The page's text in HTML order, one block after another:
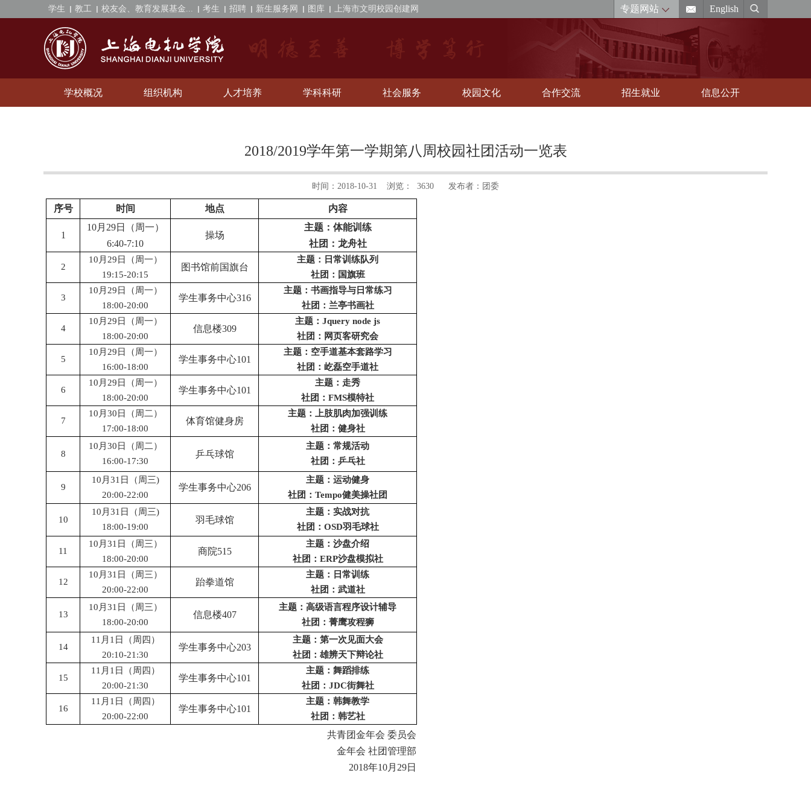
学生 教工 校友会、教育发展基金... 考生 招聘 新生服务网 图库 上海市文明校园创建网 专题网站 English
学校概况 组织机构 人才培养 学科科研 社会服务 校园文化 合作交流 招生就业 信息公开
2018/2019学年第一学期第八周校园社团活动一览表
时间：2018-10-31 浏览： 3630 发布者： 团委
序号 时间 地点 内容
1
10月29日（周一）
6:40-7:10
操场
主题：体能训练
社团：龙舟社
2
10月29日（周一）
19:15-20:15
图书馆前国旗台
主题：日常训练队列
社团：国旗班
3
10月29日（周一）
18:00-20:00
学生事务中心316
主题：书画指导与日常练习
社团：兰亭书画社
4
10月29日（周一）
18:00-20:00
信息楼309
主题：Jquery node js
社团：网页客研究会
5
10月29日（周一）
16:00-18:00
学生事务中心101
主题：空手道基本套路学习
社团：屹磊空手道社
6
10月29日（周一）
18:00-20:00
学生事务中心101
主题：走秀
社团：FMS模特社
7
10月30日（周二）
17:00-18:00
体育馆健身房
主题：上肢肌肉加强训练
社团：健身社
8
10月30日（周二）
16:00-17:30
乒乓球馆
主题：常规活动
社团：乒乓社
9
10月31日（周三)
20:00-22:00
学生事务中心206
主题：运动健身
社团：Tempo健美操社团
10
10月31日（周三)
18:00-19:00
羽毛球馆
主题：实战对抗
社团：OSD羽毛球社
11
10月31日（周三）
18:00-20:00
商院515
主题：沙盘介绍
社团：ERP沙盘模拟社
12
10月31日（周三）
20:00-22:00
跆拳道馆
主题：日常训练
社团：武道社
13
10月31日（周三）
18:00-20:00
信息楼407
主题：高级语言程序设计辅导
社团：菁鹰攻程狮
14
11月1日（周四）
20:10-21:30
学生事务中心203
主题：第一次见面大会
社团：雄辨天下辩论社
15
11月1日（周四）
20:00-21:30
学生事务中心101
主题：舞蹈排练
社团：JDC街舞社
16
11月1日（周四）
20:00-22:00
学生事务中心101
主题：韩舞教学
社团：韩艺社
共青团金年会 委员会
金年会 社团管理部
2018年10月29日